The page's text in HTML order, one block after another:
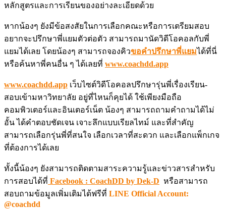
หลักสูตรและการเรียนของอย่างละเอียดด้วย
หากน้องๆ ยังมีข้อสงสัยในการเลือกคณะหรือการเตรียมสอบ
อยากจะปรึกษาพี่แยมตัวต่อตัว สามารถมานัดวิดีโอคอลกับพี่
แยมได้เลย โดยน้องๆ สามารถจองคิวขอคำปรึกษาพี่แยมได้ที่นี่
หรือค้นหาพี่คนอื่น ๆ ได้เลยที่ www.coachdd.app
www.coachdd.app เว็บไซต์วิดีโอคอลปรึกษารุ่นพี่เรื่องเรียน-
สอบเข้ามหาวิทยาลัย อยู่ที่ไหนก็คุยได้ ใช้เพียงมือถือ
คอมพิวเตอร์และอินเตอร์เน็ต น้องๆ สามารถถามคำถามได้ไม่
อั้น ได้คำตอบชัดเจน เจาะลึกแบบเรียลไทม์ และที่สำคัญ
สามารถเลือกรุ่นพี่ที่สนใจ เลือกเวลาที่สะดวก และเลือกแพ็กเกจ
ที่ต้องการได้เลย
ทั้งนี้น้องๆ ยังสามารถติดตามสาระความรู้และข่าวสารสำหรับ
การสอบได้ที่ Facebook : CoachDD by Dek-D หรือสามารถ
สอบถามข้อมูลเพิ่มเติมได้ฟรีที่ LINE Official Account:
@coachdd